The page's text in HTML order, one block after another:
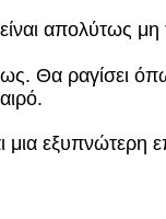
απολύτως μη
Θα ραγίσει
εξυπνώτερη